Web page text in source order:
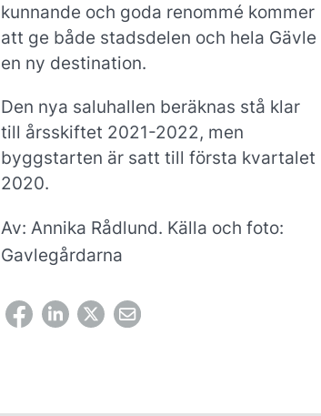
kunnande och goda renommé kommer
att ge både stadsdelen och hela Gävle
en ny destination.
Den nya saluhallen beräknas stå klar
till årsskiftet 2021-2022, men
byggstarten är satt till första kvartalet
2020.
Av: Annika Rådlund. Källa och foto:
Gavlegårdarna